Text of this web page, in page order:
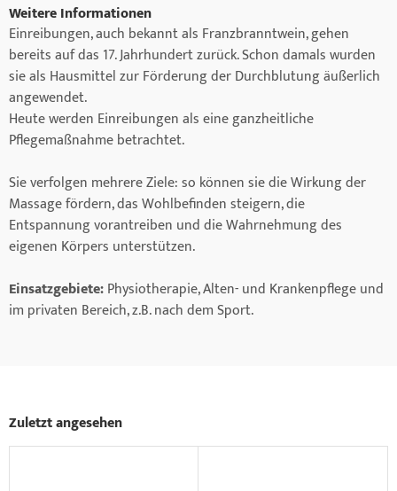
Weitere Informationen
Einreibungen, auch bekannt als Franzbranntwein, gehen
bereits auf das 17. Jahrhundert zurück. Schon damals wurden
sie als Hausmittel zur Förderung der Durchblutung äußerlich
angewendet.
Heute werden Einreibungen als eine ganzheitliche
Pflegemaßnahme betrachtet.
Sie verfolgen mehrere Ziele: so können sie die Wirkung der
Massage fördern, das Wohlbefinden steigern, die
Entspannung vorantreiben und die Wahrnehmung des
eigenen Körpers unterstützen.
Einsatzgebiete:Physiotherapie, Alten- und Krankenpflege und
im privaten Bereich, z.B. nach dem Sport.
Zuletzt angesehen